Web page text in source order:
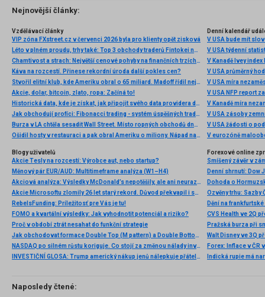
několik příkladů nejznámějších z nich.
Nejnovější články:
Vzdělávací články
VIP zóna FXstreet.cz v červenci 2026 byla pro klienty opět zisková
Léto v plném proudu, trhy také: Top 3 obchody traderů Fintokei na indexech a zlatě
Chamtivost a strach: Největší cenové pohyby na finančních trzích (červenec 2026)
Káva na rozcestí. Přinese rekordní úroda další pokles cen?
Stvořil elitní klub, kde Ameriku obral o 65 miliard. Madoff řídil největší Ponzi dějin
Akcie, dolar, bitcoin, zlato, ropa: Začíná to!
Historická data, kde je získat, jak připojit svého data providera do MultiCharts a proč je budeme potřebovat? (4. díl)
Jak obchodují profíci: Fibonacci trading - systém úspěšných traderů
Burza v LA chtěla sesadit Wall Street. Místo ropných obchodů dnes místem duní basy
Ošidil hosty v restauraci a pak obral Ameriku o miliony. Nápad na obří podvod dostal Ponzi náhodou
Denní kalendář
V USA bude mít
V USA týdenní
V Kanadě Ivey index
V USA průměrný
V USA míra
V USA NFP report
V Kanadě míra
V USA zásoby
V USA žádosti o
V eurozóně
Blogy uživatelů
Akcie Tesly na rozcestí: Výrobce aut, nebo startup?
Měnový pár EUR/AUD: Multitimeframe analýza (W1–H4)
Akciová analýza: Výsledky McDonald’s nepotěšily, ale ani neurazily. Jakou vizi společnost prezentovala?
Akcie Microsoftu zlomily 26 let starý rekord. Důvod překvapil i samotné investory
RebelsFunding: Príležitosť pre Vás je tu!
FOMO a kvartální výsledky: Jak vyhodnotit potenciál a riziko?
Proč v období ztrát nesahat do funkční strategie
Jak obchodovat formace Double Top (M pattern) a Double Bottom (W pattern)
NASDAQ po silném růstu koriguje. Co stojí za změnou nálady investorů?
INVESTIČNÍ GLOSA: Trump americký nákup jenů nálepkuje přátelstvím. Pravda je jinde
Forexové online
Smíšený závěr v
Dohoda o
Pražská burza při
Naposledy čtené: